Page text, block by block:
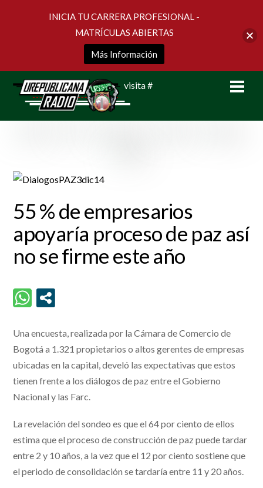
visita #
55 % de empresarios
apoyaría proceso de paz así
no se firme este año
Una encuesta, realizada por la Cámara de Comercio de
Bogotá a 1.321 propietarios o altos gerentes de empresas
ubicadas en la capital, develó las expectativas que estos
tienen frente a los diálogos de paz entre el Gobierno
Nacional y las Farc.
La revelación del sondeo es que el 64 por ciento de ellos
estima que el proceso de construcción de paz puede tardar
entre 2 y 10 años, a la vez que el 12 por ciento sostiene que
el periodo de consolidación se tardaría entre 11 y 20 años.
INICIA TU CARRERA PROFESIONAL -
MATRÍCULAS ABIERTAS
Más Información